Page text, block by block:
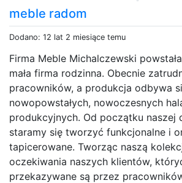
meble radom
Dodano: 12 lat 2 miesiące temu
Firma Meble Michalczewski
mała firma rodzinna. Obecnie
pracowników, a produkcja odbywa
nowopowstałych, nowoczesnych
produkcyjnych. Od początku naszej
staramy się tworzyć funkcjonalne i
tapicerowane. Tworząc naszą
oczekiwania naszych klientów,
przekazywane są przez